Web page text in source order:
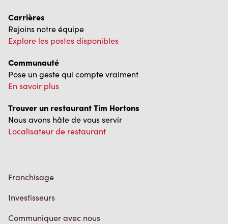
Carrières
Rejoins notre équipe
Explore les postes disponibles
Communauté
Pose un geste qui compte vraiment
En savoir plus
Trouver un restaurant Tim Hortons
Nous avons hâte de vous servir
Localisateur de restaurant
Franchisage
Investisseurs
Communiquer avec nous